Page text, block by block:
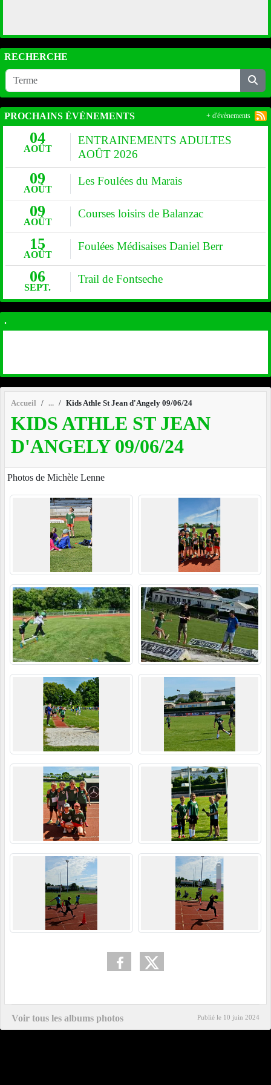
Accueil Kids Athle St Jean d'Angely 09/06/24
KIDS ATHLE ST JEAN
D'ANGELY 09/06/24
Photos de Michèle Lenne
Voir tous les albums photos Publié le 10 juin 2024
RECHERCHE
PROCHAINS ÉVÉNEMENTS
04
AOÛT
ENTRAINEMENTS ADULTES
AOÛT 2026
09
AOÛT
Les Foulées du Marais
09
AOÛT
Courses loisirs de Balanzac
15
AOÛT
Foulées Médisaises Daniel Berr
06
SEPT.
Trail de Fontseche
+ d'évènements
.